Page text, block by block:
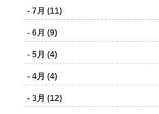
- 7月 (11)
- 6月 (9)
- 5月 (4)
- 4月 (4)
- 3月 (12)